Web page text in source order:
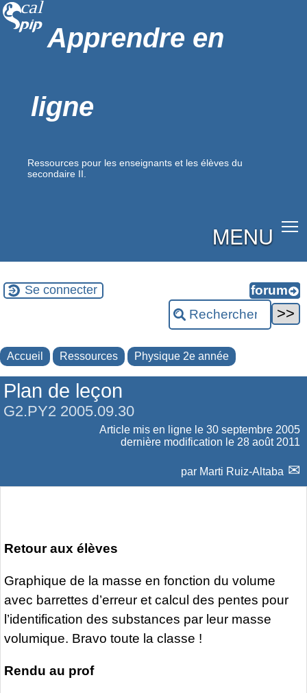
Apprendre en
ligne
Ressources pour les enseignants et les élèves du
secondaire II.
MENU
Se connecter
Accueil Ressources Physique 2e année
Plan de leçon
G2.PY2 2005.09.30
Article mis en ligne le 30 septembre 2005
dernière modification le 28 août 2011
par Marti Ruiz-Altaba
Retour aux élèves
Graphique de la masse en fonction du volume
avec barrettes d’erreur et calcul des pentes pour
l’identification des substances par leur masse
volumique. Bravo toute la classe !
Rendu au prof